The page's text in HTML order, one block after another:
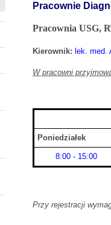
Pracownie
Pracownia USG,
Kierownik: lek. med.
W pracowni
Poniedziałek
8:00 - 15:00
Przy rejestracji